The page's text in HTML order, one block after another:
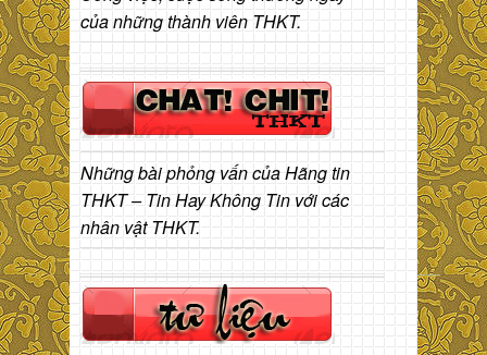
của những thành viên THKT.
Những bài phỏng vấn của Hãng tin
THKT – Tin Hay Không Tin với các
nhân vật THKT.